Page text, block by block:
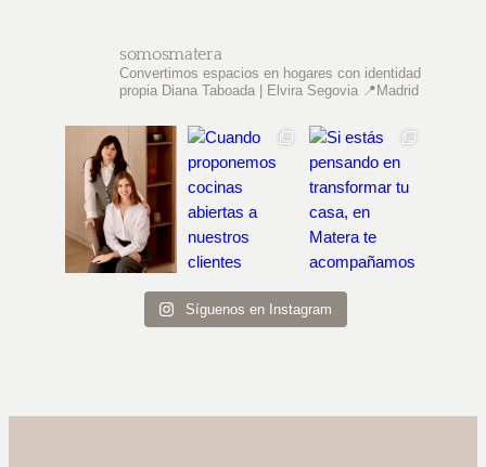
somosmatera
Convertimos espacios en hogares con identidad
propiaDiana Taboada | Elvira Segovia📍Madrid
Síguenos en Instagram